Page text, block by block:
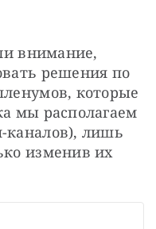
внимание,
решения по
которые
мы располагаем
каналов), лишь
изменив их